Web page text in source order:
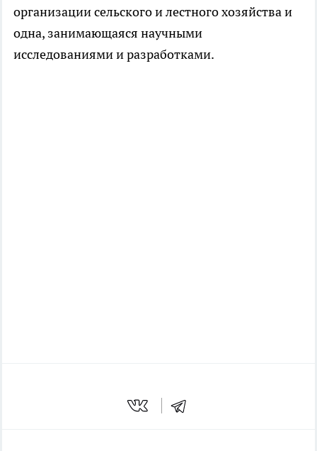
организации сельского и лестного хозяйства и
одна, занимающаяся научными
исследованиями и разработками.